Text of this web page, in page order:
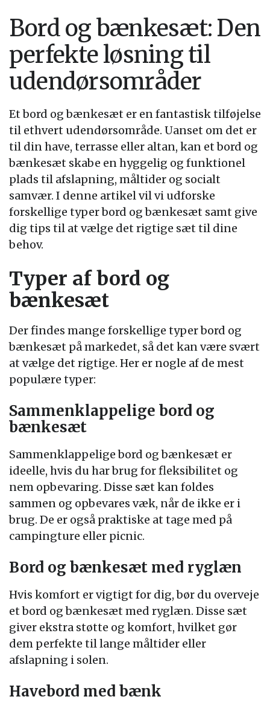
Bord og bænkesæt: Den
perfekte løsning til
udendørsområder
Et bord og bænkesæt er en fantastisk tilføjelse
til ethvert udendørsområde. Uanset om det er
til din have, terrasse eller altan, kan et bord og
bænkesæt skabe en hyggelig og funktionel
plads til afslapning, måltider og socialt
samvær. I denne artikel vil vi udforske
forskellige typer bord og bænkesæt samt give
dig tips til at vælge det rigtige sæt til dine
behov.
Typer af bord og
bænkesæt
Der findes mange forskellige typer bord og
bænkesæt på markedet, så det kan være svært
at vælge det rigtige. Her er nogle af de mest
populære typer:
Sammenklappelige bord og
bænkesæt
Sammenklappelige bord og bænkesæt er
ideelle, hvis du har brug for fleksibilitet og
nem opbevaring. Disse sæt kan foldes
sammen og opbevares væk, når de ikke er i
brug. De er også praktiske at tage med på
campingture eller picnic.
Bord og bænkesæt med ryglæn
Hvis komfort er vigtigt for dig, bør du overveje
et bord og bænkesæt med ryglæn. Disse sæt
giver ekstra støtte og komfort, hvilket gør
dem perfekte til lange måltider eller
afslapning i solen.
Havebord med bænk